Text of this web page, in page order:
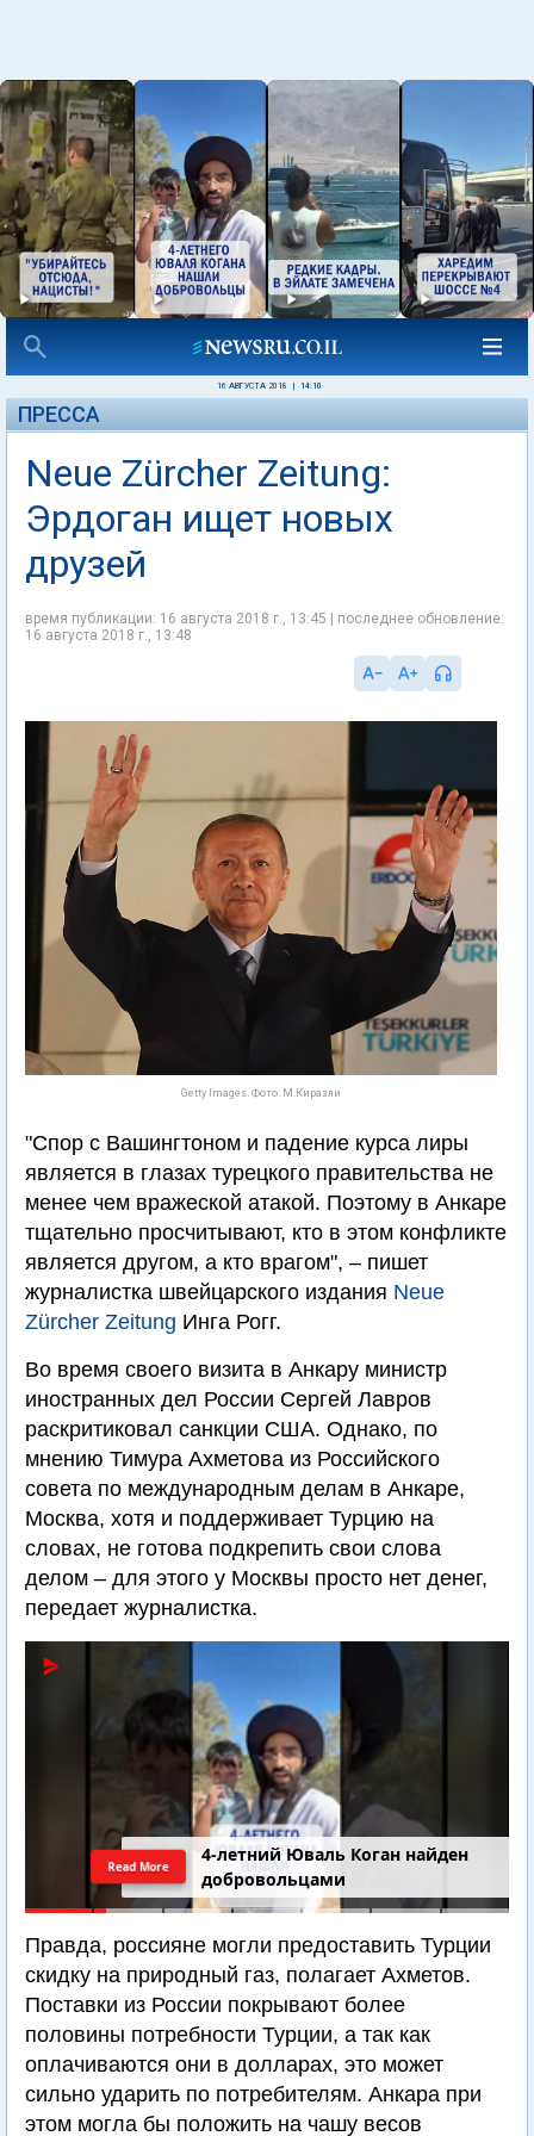
16 АВГУСТА 2018 14:10
ПРЕССА
Neue Zürcher Zeitung:
Эрдоган ищет новых
друзей
время публикации: 16 августа 2018 г., 13:45 | последнее обновление:
16 августа 2018 г., 13:48
Getty Images. Фото: М.Киразли
"Спор с Вашингтоном и падение курса лиры
является в глазах турецкого правительства не
менее чем вражеской атакой. Поэтому в Анкаре
тщательно просчитывают, кто в этом конфликте
является другом, а кто врагом", – пишет
журналистка швейцарского издания Neue
Zürcher Zeitung Инга Рогг.
Во время своего визита в Анкару министр
иностранных дел России Сергей Лавров
раскритиковал санкции США. Однако, по
мнению Тимура Ахметова из Российского
совета по международным делам в Анкаре,
Москва, хотя и поддерживает Турцию на
словах, не готова подкрепить свои слова
делом – для этого у Москвы просто нет денег,
передает журналистка.
4-летний Юваль Коган найден
добровольцами
Read More
Правда, россияне могли предоставить Турции
скидку на природный газ, полагает Ахметов.
Поставки из России покрывают более
половины потребности Турции, а так как
оплачиваются они в долларах, это может
сильно ударить по потребителям. Анкара при
этом могла бы положить на чашу весов